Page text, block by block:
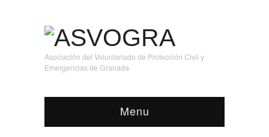
Asociación del Voluntariado de Protección Civil y
Emergencias de Granada
Menu